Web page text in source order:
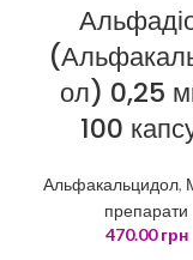
ол) 0,25
100
Альфакальцидол,
препарати
470.00грн